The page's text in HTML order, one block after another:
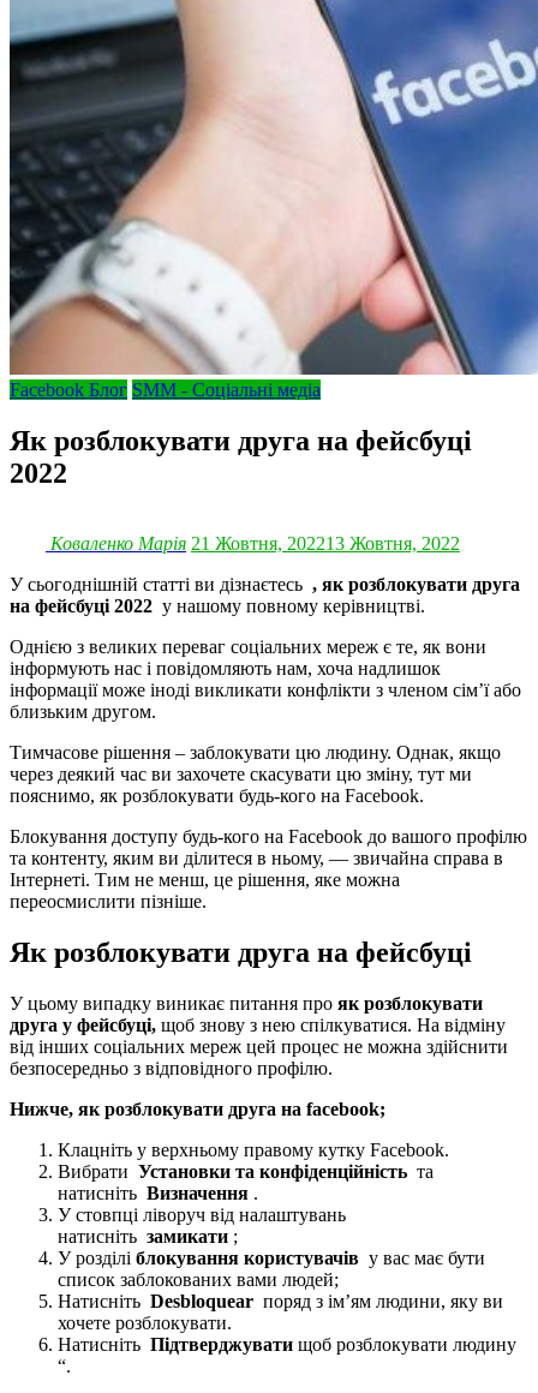
Facebook Блог SMM - Соціальні медіа
Як розблокувати друга на фейсбуці
2022
Коваленко Марія 21 Жовтня, 202213 Жовтня, 2022
У сьогоднішній статті ви дізнаєтесь , як розблокувати друга
на фейсбуці 2022 у нашому повному керівництві.
Однією з великих переваг соціальних мереж є те, як вони
інформують нас і повідомляють нам, хоча надлишок
інформації може іноді викликати конфлікти з членом сім’ї або
близьким другом.
Тимчасове рішення – заблокувати цю людину. Однак, якщо
через деякий час ви захочете скасувати цю зміну, тут ми
пояснимо, як розблокувати будь-кого на Facebook.
Блокування доступу будь-кого на Facebook до вашого профілю
та контенту, яким ви ділитеся в ньому, — звичайна справа в
Інтернеті. Тим не менш, це рішення, яке можна
переосмислити пізніше.
Як розблокувати друга на фейсбуці
У цьому випадку виникає питання про як розблокувати
друга у фейсбуці, щоб знову з нею спілкуватися. На відміну
від інших соціальних мереж цей процес не можна здійснити
безпосередньо з відповідного профілю.
Нижче, як розблокувати друга на facebook;
Клацніть у верхньому правому кутку Facebook.
Вибрати Установки та конфіденційність та
натисніть Визначення .
У стовпці ліворуч від налаштувань
натисніть замикати ;
У розділі блокування користувачів у вас має бути
список заблокованих вами людей;
Натисніть Desbloquear поряд з ім’ям людини, яку ви
хочете розблокувати.
Натисніть Підтверджувати щоб розблокувати людину
“.